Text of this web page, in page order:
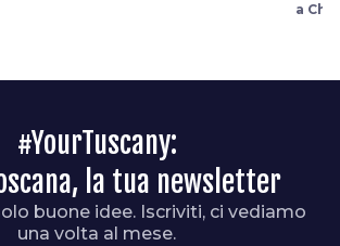
a
#YourTuscany:
la tua newsletter
buone idee. Iscriviti, ci vediamo
una volta al mese.